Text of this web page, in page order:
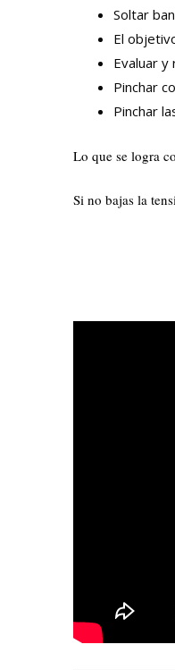
Soltar
El
Evaluar y
Pinchar
Pinchar
Lo que se logra
Si no bajas la